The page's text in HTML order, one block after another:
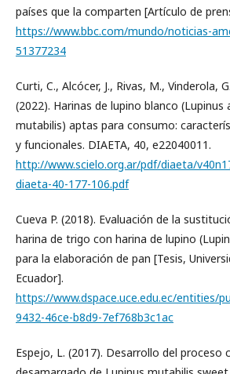
países que la comparten [Artículo de
https://www.bbc.com/mundo/noticias-
51377234
Curti, C., Alcócer, J., Rivas, M., Vinderola,
(2022). Harinas de lupino blanco (Lupinus
mutabilis) aptas para consumo:
y funcionales. DIAETA, 40, e22040011.
http://www.scielo.org.ar/pdf/diaeta/
diaeta-40-177-106.pdf
Cueva P. (2018). Evaluación de la
harina de trigo con harina de lupino
para la elaboración de pan [Tesis,
Ecuador].
https://www.dspace.uce.edu.ec/entities/
9432-46ce-b8d9-7ef768b3c1ac
Espejo, L. (2017). Desarrollo del proceso